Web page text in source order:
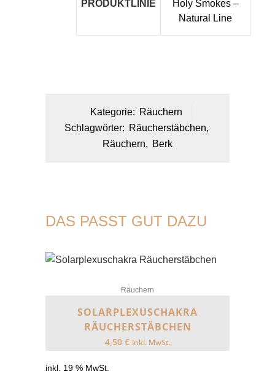
PRODUKTLINIE
Holy Smokes –
Natural Line
Kategorie: Räuchern
Schlagwörter: Räucherstäbchen,
Räuchern, Berk
DAS PASST GUT DAZU
Räuchern
SOLARPLEXUSCHAKRA
RÄUCHERSTÄBCHEN
4,50 € inkl. MwSt.
inkl. 19 % MwSt.